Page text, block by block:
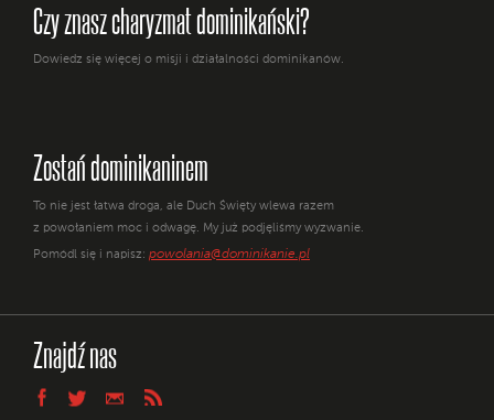
Czy znasz charyzmat dominikański?
Dowiedz się więcej o misji i działalności dominikanów.
Zostań dominikaninem
To nie jest łatwa droga, ale Duch Święty wlewa razem
z powołaniem moc i odwagę. My już podjęliśmy wyzwanie.
Pomódl się i napisz: powolania@dominikanie.pl
Znajdź nas